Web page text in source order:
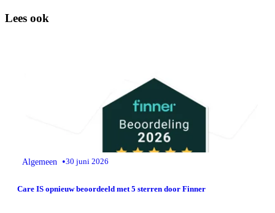
Lees ook
Algemeen •30 juni 2026
Care IS opnieuw beoordeeld met 5 sterren door Finner